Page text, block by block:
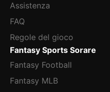
Assistenza
FAQ
Regole del gioco
Fantasy Sports Sorare
Fantasy Football
Fantasy MLB